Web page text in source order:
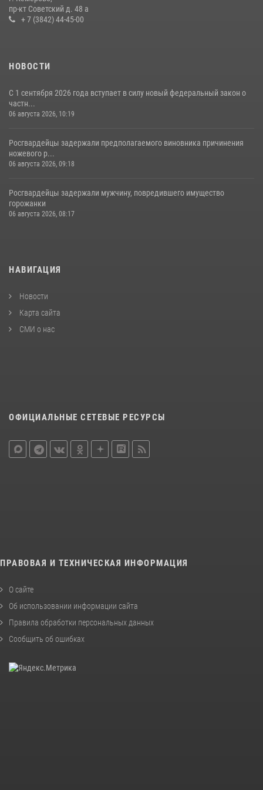
16 июля 2026, 06:43
пр-кт Советский д. 48 а
+ 7 (3842) 44-45-00
НОВОСТИ
С 1 сентября 2026 года вступает в силу новый федеральный закон о
частн...
06 августа 2026, 10:19
Росгвардейцы задержали предполагаемого виновника причинения
ножевого р...
06 августа 2026, 09:18
Росгвардейцы задержали мужчину, повредившего имущество
горожанки
06 августа 2026, 08:17
НАВИГАЦИЯ
Новости
Карта сайта
СМИ о нас
ОФИЦИАЛЬНЫЕ СЕТЕВЫЕ РЕСУРСЫ
ПРАВОВАЯ И ТЕХНИЧЕСКАЯ ИНФОРМАЦИЯ
О сайте
Об использовании информации сайта
Правила обработки персональных данных
Сообщить об ошибках